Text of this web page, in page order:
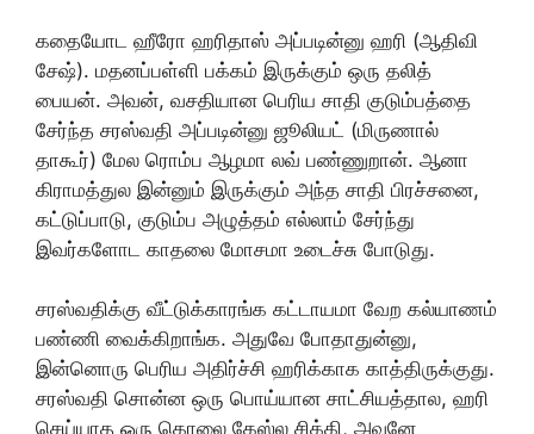
கதையோட ஹீரோ ஹரிதாஸ் அப்படின்னு ஹரி (ஆதிவி
சேஷ்). மதனப்பள்ளி பக்கம் இருக்கும் ஒரு தலித்
பையன். அவன், வசதியான பெரிய சாதி குடும்பத்தை
சேர்ந்த சரஸ்வதி அப்படின்னு ஜூலியட் (மிருணால்
தாகூர்) மேல ரொம்ப ஆழமா லவ் பண்ணுறான். ஆனா
கிராமத்துல இன்னும் இருக்கும் அந்த சாதி பிரச்சனை,
கட்டுப்பாடு, குடும்ப அழுத்தம் எல்லாம் சேர்ந்து
இவர்களோட காதலை மோசமா உடைச்சு போடுது.
சரஸ்வதிக்கு வீட்டுக்காரங்க கட்டாயமா வேற கல்யாணம்
பண்ணி வைக்கிறாங்க. அதுவே போதாதுன்னு,
இன்னொரு பெரிய அதிர்ச்சி ஹரிக்காக காத்திருக்குது.
சரஸ்வதி சொன்ன ஒரு பொய்யான சாட்சியத்தால, ஹரி
செய்யாத ஒரு கொலை கேஸ்ல சிக்கி, அவனே